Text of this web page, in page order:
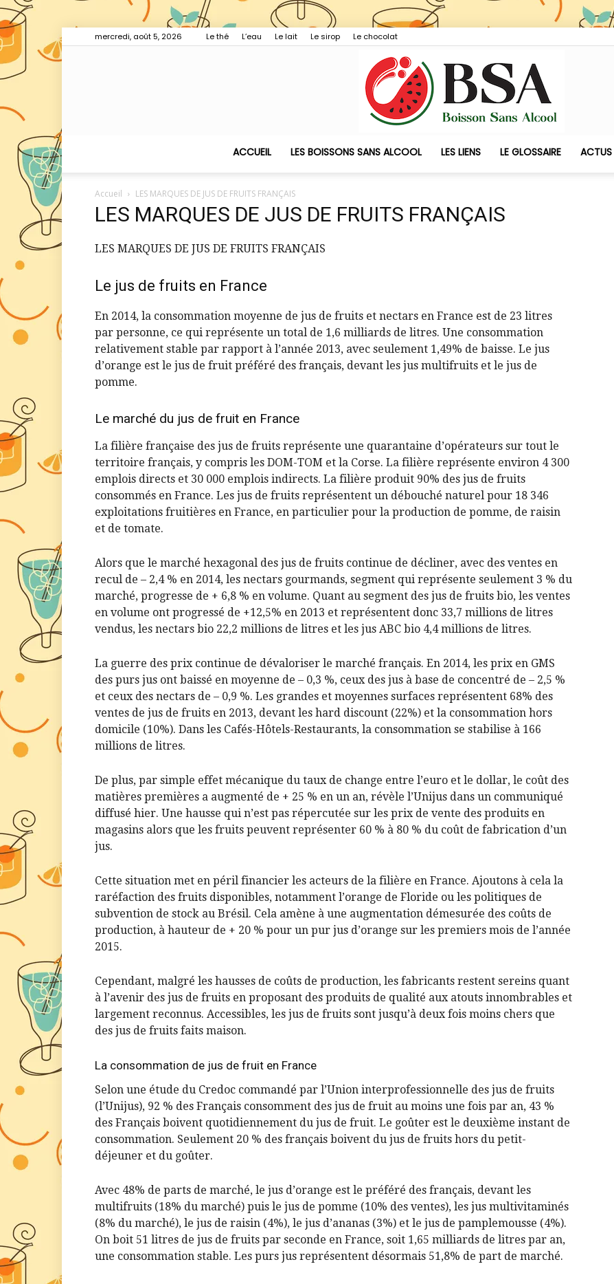
mercredi, août 5, 2026 Le thé L’eau Le lait Le sirop Le chocolat
Alcool
ACCUEIL LES BOISSONS SANS ALCOOL LES LIENS LE GLOSSAIRE ACTUS
Accueil LES MARQUES DE JUS DE FRUITS FRANÇAIS
LES MARQUES DE JUS DE FRUITS FRANÇAIS
LES MARQUES DE JUS DE FRUITS FRANÇAIS
Le jus de fruits en France
En 2014, la consommation moyenne de jus de fruits et nectars en France est de 23 litres
par personne, ce qui représente un total de 1,6 milliards de litres. Une consommation
relativement stable par rapport à l’année 2013, avec seulement 1,49% de baisse. Le jus
d’orange est le jus de fruit préféré des français, devant les jus multifruits et le jus de
pomme.
Le marché du jus de fruit en France
La filière française des jus de fruits représente une quarantaine d’opérateurs sur tout le
territoire français, y compris les DOM-TOM et la Corse. La filière représente environ 4 300
emplois directs et 30 000 emplois indirects. La filière produit 90% des jus de fruits
consommés en France. Les jus de fruits représentent un débouché naturel pour 18 346
exploitations fruitières en France, en particulier pour la production de pomme, de raisin
et de tomate.
Alors que le marché hexagonal des jus de fruits continue de décliner, avec des ventes en
recul de – 2,4 % en 2014, les nectars gourmands, segment qui représente seulement 3 % du
marché, progresse de + 6,8 % en volume. Quant au segment des jus de fruits bio, les ventes
en volume ont progressé de +12,5% en 2013 et représentent donc 33,7 millions de litres
vendus, les nectars bio 22,2 millions de litres et les jus ABC bio 4,4 millions de litres.
La guerre des prix continue de dévaloriser le marché français. En 2014, les prix en GMS
des purs jus ont baissé en moyenne de – 0,3 %, ceux des jus à base de concentré de – 2,5 %
et ceux des nectars de – 0,9 %. Les grandes et moyennes surfaces représentent 68% des
ventes de jus de fruits en 2013, devant les hard discount (22%) et la consommation hors
domicile (10%). Dans les Cafés-Hôtels-Restaurants, la consommation se stabilise à 166
millions de litres.
De plus, par simple effet mécanique du taux de change entre l’euro et le dollar, le coût des
matières premières a augmenté de + 25 % en un an, révèle l’Unijus dans un communiqué
diffusé hier. Une hausse qui n’est pas répercutée sur les prix de vente des produits en
magasins alors que les fruits peuvent représenter 60 % à 80 % du coût de fabrication d’un
jus.
Cette situation met en péril financier les acteurs de la filière en France. Ajoutons à cela la
raréfaction des fruits disponibles, notamment l’orange de Floride ou les politiques de
subvention de stock au Brésil. Cela amène à une augmentation démesurée des coûts de
production, à hauteur de + 20 % pour un pur jus d’orange sur les premiers mois de l’année
2015.
Cependant, malgré les hausses de coûts de production, les fabricants restent sereins quant
à l’avenir des jus de fruits en proposant des produits de qualité aux atouts innombrables et
largement reconnus. Accessibles, les jus de fruits sont jusqu’à deux fois moins chers que
des jus de fruits faits maison.
La consommation de jus de fruit en France
Selon une étude du Credoc commandé par l’Union interprofessionnelle des jus de fruits
(l’Unijus), 92 % des Français consomment des jus de fruit au moins une fois par an, 43 %
des Français boivent quotidiennement du jus de fruit. Le goûter est le deuxième instant de
consommation. Seulement 20 % des français boivent du jus de fruits hors du petit-
déjeuner et du goûter.
Avec 48% de parts de marché, le jus d’orange est le préféré des français, devant les
multifruits (18% du marché) puis le jus de pomme (10% des ventes), les jus multivitaminés
(8% du marché), le jus de raisin (4%), le jus d’ananas (3%) et le jus de pamplemousse (4%).
On boit 51 litres de jus de fruits par seconde en France, soit 1,65 milliards de litres par an,
une consommation stable. Les purs jus représentent désormais 51,8% de part de marché.